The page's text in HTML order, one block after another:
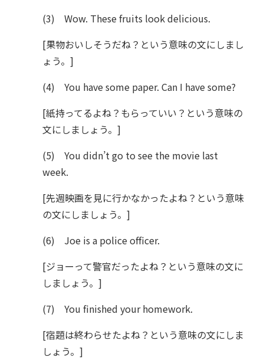
(3) Wow. These fruits look delicious.
[果物おいしそうだね？という意味の文にしまし
ょう。]
(4) You have some paper. Can I have some?
[紙持ってるよね？もらっていい？という意味の
文にしましょう。]
(5) You didn’t go to see the movie last
week.
[先週映画を見に行かなかったよね？という意味
の文にしましょう。]
(6) Joe is a police officer.
[ジョーって警官だったよね？という意味の文に
しましょう。]
(7) You finished your homework.
[宿題は終わらせたよね？という意味の文にしま
しょう。]